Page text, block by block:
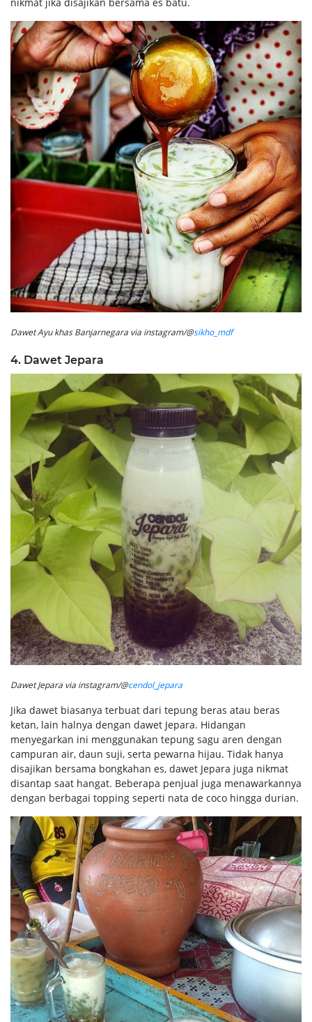
Dawet Ayu khas Banjarnegara via instagram/@sikho_mdf
4. Dawet Jepara
Dawet Jepara via instagram/@cendol_jepara
Jika dawet biasanya terbuat dari tepung beras atau beras
ketan, lain halnya dengan dawet Jepara. Hidangan
menyegarkan ini menggunakan tepung sagu aren dengan
campuran air, daun suji, serta pewarna hijau. Tidak hanya
disajikan bersama bongkahan es, dawet Jepara juga nikmat
disantap saat hangat. Beberapa penjual juga menawarkannya
dengan berbagai topping seperti nata de coco hingga durian.